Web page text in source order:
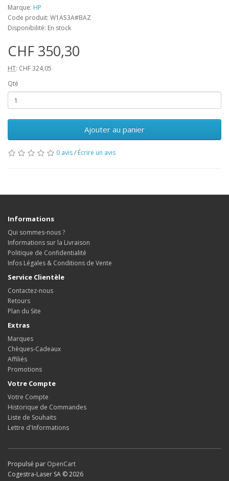
Marque: HP
Code produit: W1A53A#BAZ
Disponibilité: En stock
CHF 350,30
HT: CHF 324,05
Qté
Ajouter au panier
0 avis/ Écrire un avis
Informations
Qui sommes-nous ?
Informations sur la Livraison
Politique de Confidentialité
Infos Légales & Conditions de Vente
Service Clientèle
Contactez-nous
Retours
Plan du Site
Extras
Marques
Chèques-Cadeaux
Affiliés
Promotions
Votre Compte
Votre Compte
Historique de Commandes
Liste de Souhaits
Lettre d'Informations
Propulsé par OpenCart
Cogestra-Laser SA © 2026